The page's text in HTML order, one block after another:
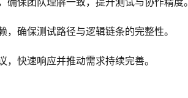
确保测试路径与逻辑链条的完整性。
快速响应并推动需求持续完善。